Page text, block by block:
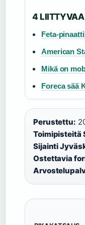
4
Feta-
American
Mikä on
Foreca sää
Perustettu:
Toimipisteitä
Sijainti
Ostettavia